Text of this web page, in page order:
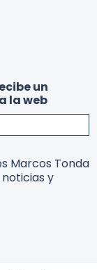
un
la web
Marcos Tonda
y